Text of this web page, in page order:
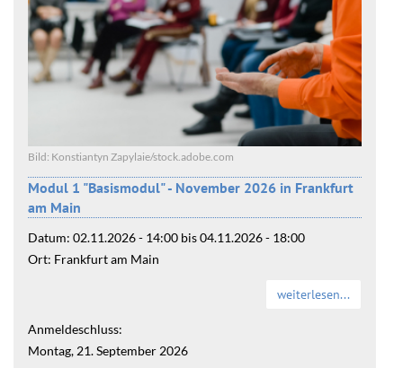
Bild: Konstiantyn Zapylaie/stock.adobe.com
Modul 1 "Basismodul" - November 2026 in Frankfurt
am Main
Datum: 02.11.2026 - 14:00 bis04.11.2026 - 18:00
Ort: Frankfurt am Main
weiterlesen...
Anmeldeschluss:
Montag, 21. September 2026